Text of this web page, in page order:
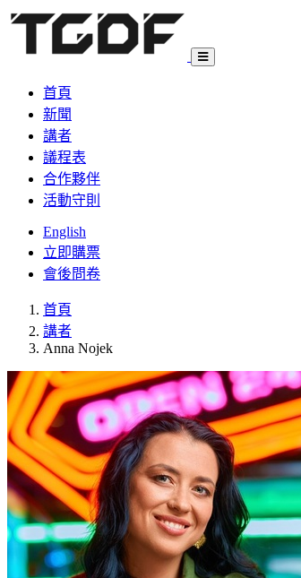
首頁
新聞
講者
議程表
合作夥伴
活動守則
English
立即購票
會後問卷
首頁
講者
Anna Nojek